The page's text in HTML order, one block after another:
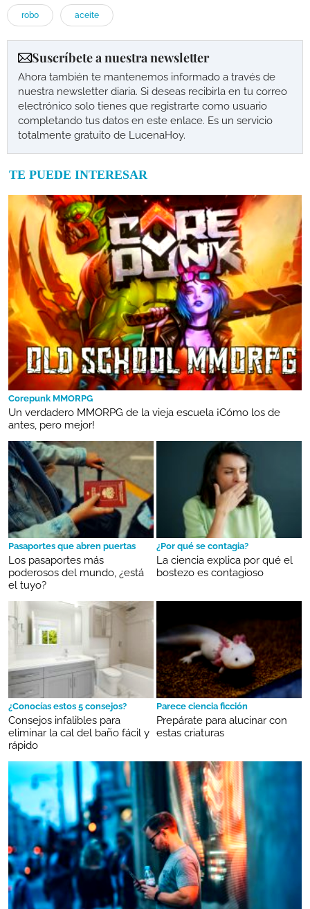
robo aceite
Suscríbete a nuestra newsletter
Ahora también te mantenemos informado a través de
nuestra newsletter diaria. Si deseas recibirla en tu correo
electrónico solo tienes que registrarte como usuario
completando tus datos en este enlace. Es un servicio
totalmente gratuito de LucenaHoy.
TE PUEDE INTERESAR
Corepunk MMORPG
Un verdadero MMORPG de la vieja escuela ¡Cómo los de
antes, pero mejor!
Pasaportes que abren puertas
Los pasaportes más
poderosos del mundo, ¿está
el tuyo?
¿Por qué se contagia?
La ciencia explica por qué el
bostezo es contagioso
¿Conocías estos 5 consejos?
Consejos infalibles para
eliminar la cal del baño fácil y
rápido
Parece ciencia ficción
Prepárate para alucinar con
estas criaturas